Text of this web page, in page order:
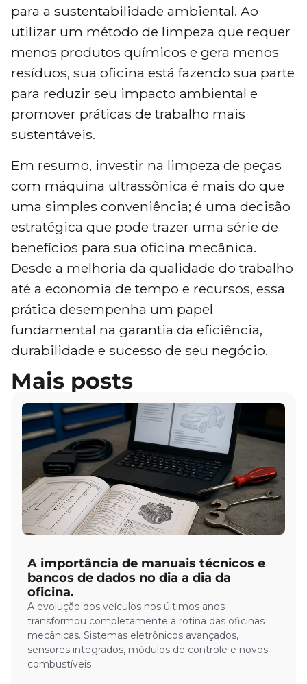
para a sustentabilidade ambiental. Ao
utilizar um método de limpeza que requer
menos produtos químicos e gera menos
resíduos, sua oficina está fazendo sua parte
para reduzir seu impacto ambiental e
promover práticas de trabalho mais
sustentáveis.
Em resumo, investir na limpeza de peças
com máquina ultrassônica é mais do que
uma simples conveniência; é uma decisão
estratégica que pode trazer uma série de
benefícios para sua oficina mecânica.
Desde a melhoria da qualidade do trabalho
até a economia de tempo e recursos, essa
prática desempenha um papel
fundamental na garantia da eficiência,
durabilidade e sucesso de seu negócio.
Mais posts
A importância de manuais técnicos e
bancos de dados no dia a dia da
oficina.
A evolução dos veículos nos últimos anos
transformou completamente a rotina das oficinas
mecânicas. Sistemas eletrônicos avançados,
sensores integrados, módulos de controle e novos
combustíveis